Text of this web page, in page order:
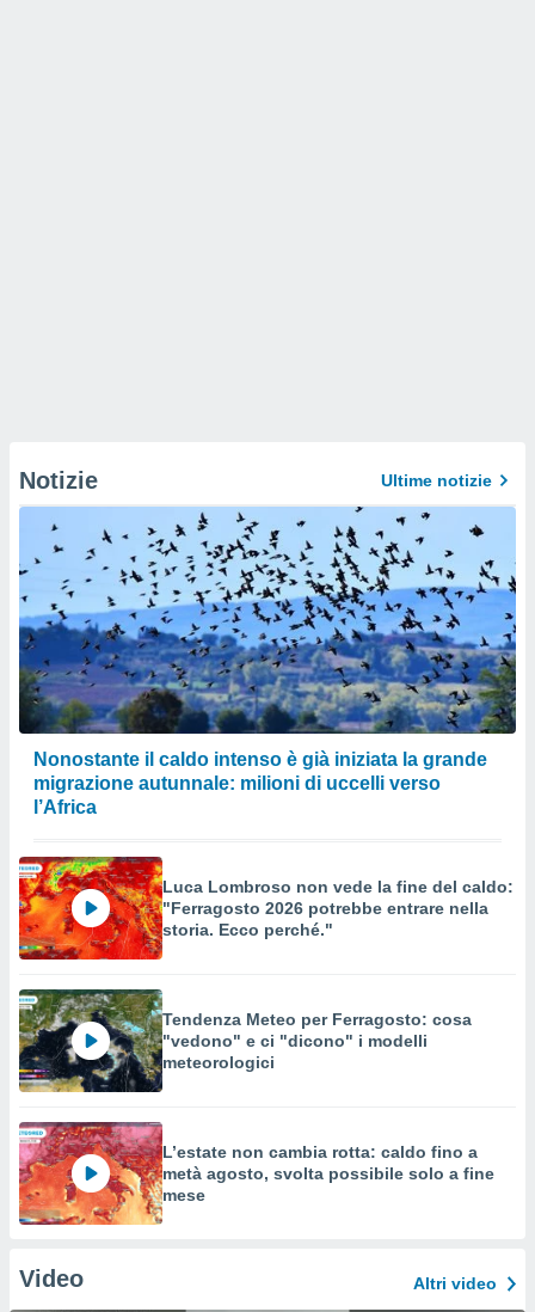
Notizie Ultime notizie
Nonostante il caldo intenso è già iniziata la grande
migrazione autunnale: milioni di uccelli verso
l’Africa
Luca Lombroso non vede la fine del caldo:
"Ferragosto 2026 potrebbe entrare nella
storia. Ecco perché."
Tendenza Meteo per Ferragosto: cosa
"vedono" e ci "dicono" i modelli
meteorologici
L’estate non cambia rotta: caldo fino a
metà agosto, svolta possibile solo a fine
mese
Video Altri video